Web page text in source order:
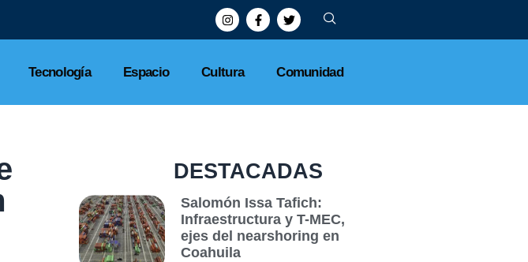
Tecnología Espacio Cultura Comunidad
DESTACADAS
Salomón Issa Tafich:
Infraestructura y T-MEC,
ejes del nearshoring en
Coahuila